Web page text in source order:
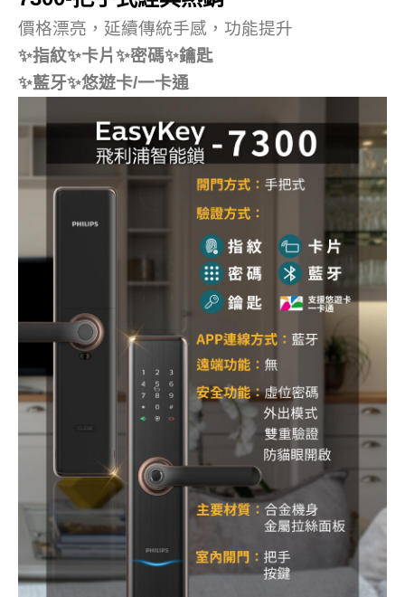
價格漂亮，延續傳統手感，功能提升
✨指紋✨卡片✨密碼✨鑰匙
✨藍牙✨悠遊卡/一卡通